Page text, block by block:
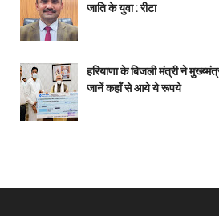
जाति के युवा : रीटा
हरियाणा के बिजली मंत्री ने
जानें कहाँ से आये ये रूपये